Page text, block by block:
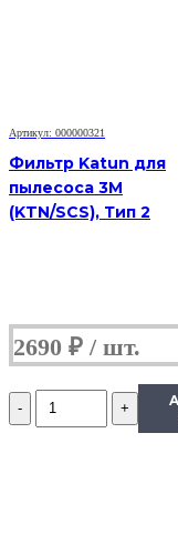
Артикул: 000000321
Фильтр Katun для
пылесоса 3M
(KTN/SCS), Тип 2
2690 ₽
Количество
Лезвие